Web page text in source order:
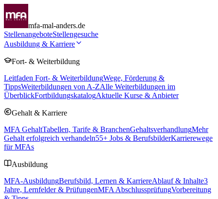
mfa-mal-anders.de
StellenangeboteStellengesuche
Ausbildung & Karriere
Fort- & Weiterbildung
Leitfaden Fort- & WeiterbildungWege, Förderung &
TippsWeiterbildungen von A-ZAlle Weiterbildungen im
ÜberblickFortbildungskatalogAktuelle Kurse & Anbieter
Gehalt & Karriere
MFA GehaltTabellen, Tarife & BranchenGehaltsverhandlungMehr
Gehalt erfolgreich verhandeln55+ Jobs & BerufsbilderKarrierewege
für MFAs
Ausbildung
MFA-AusbildungBerufsbild, Lernen & KarriereAblauf & Inhalte3
Jahre, Lernfelder & PrüfungenMFA AbschlussprüfungVorbereitung